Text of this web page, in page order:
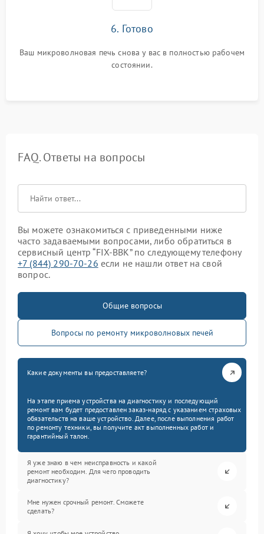
6. Готово
Ваш микроволновая печь снова у вас в полностью рабочем
состоянии.
FAQ. Ответы на вопросы
Вы можете ознакомиться с приведенными ниже
часто задаваемыми вопросами, либо обратиться в
сервисный центр “FIX-BBK” по следующему телефону
+7 (844) 290-70-26 если не нашли ответ на свой
вопрос.
Общие вопросы
Вопросы по ремонту микроволновых печей
Какие документы вы предоставляете?
На этапе приема устройства на диагностику и последующий
ремонт вам будет предоставлен заказ-наряд с указанием страховых
обязательств на ваше устройство. Далее, после выполнения работ
по ремонту техники, вы получите акт выполненных работ и
гарантийный талон.
Я уже знаю в чем неисправность и какой
ремонт необходим. Для чего проводить
диагностику?
Мне нужен срочный ремонт. Сможете
сделать?